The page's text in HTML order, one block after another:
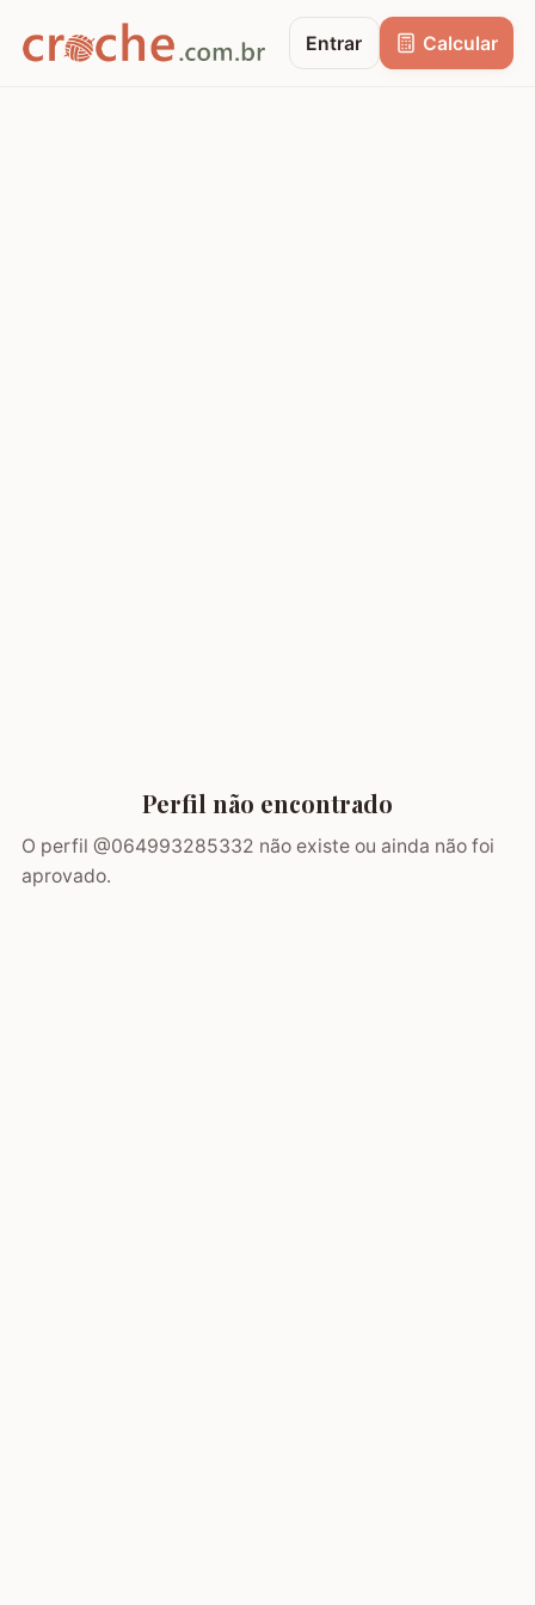
Entrar Calcular
Perfil não encontrado
O perfil @064993285332 não existe ou ainda não foi
aprovado.